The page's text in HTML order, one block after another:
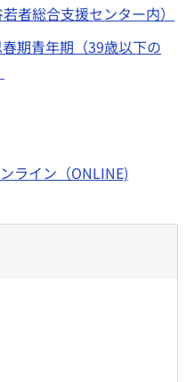
者総合支援センター内）
期青年期（39歳以下の
ライン（ONLINE)